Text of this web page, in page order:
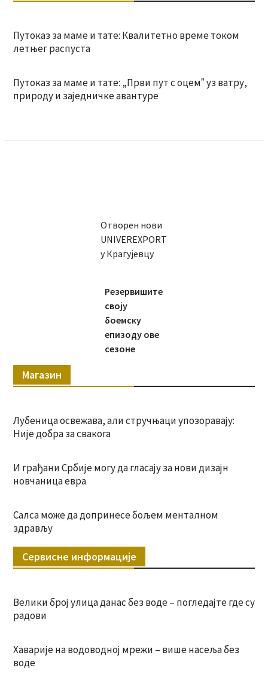
Путоказ за маме и тате: Квалитетно време током
летњег распуста
Путоказ за маме и тате: „Први пут с оцемˮ уз ватру,
природу и заједничке авантуре
Отворен нови
UNIVEREXPORT
у Крагујевцу
Резервишите
своју
боемску
епизоду ове
сезоне
Магазин
Лубеница освежава, али стручњаци упозоравају:
Није добра за свакога
И грађани Србије могу да гласају за нови дизајн
новчаница евра
Салса може да допринесе бољем менталном
здрављу
Сервисне информације
Велики број улица данас без воде – погледајте где су
радови
Хаварије на водоводној мрежи – више насеља без
воде